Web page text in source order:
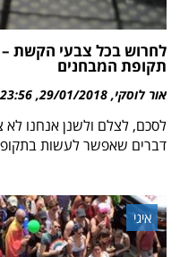
לחרוש בכל צבעי הקשת –
תקופת המבחנים
אור לוסקי 29/01/2018
23:56
לסכם, לצלם ולשנן אנחנו לא
דברים שאפשר לעשות
איגי